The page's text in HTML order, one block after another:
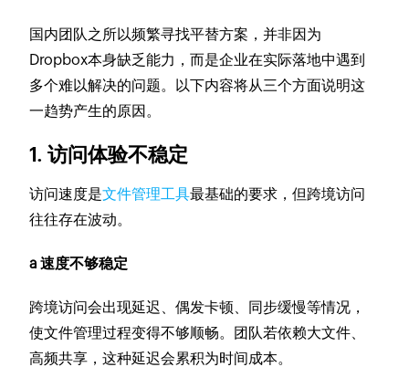
国内团队之所以频繁寻找平替方案，并非因为
Dropbox本身缺乏能力，而是企业在实际落地中遇到
多个难以解决的问题。以下内容将从三个方面说明这
一趋势产生的原因。
1. 访问体验不稳定
访问速度是文件管理工具最基础的要求，但跨境访问
往往存在波动。
a 速度不够稳定
跨境访问会出现延迟、偶发卡顿、同步缓慢等情况，
使文件管理过程变得不够顺畅。团队若依赖大文件、
高频共享，这种延迟会累积为时间成本。